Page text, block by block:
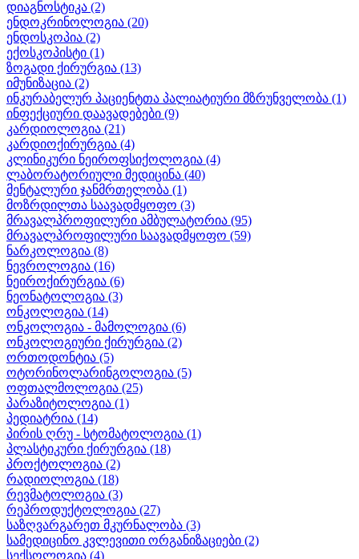
დიაგნოსტიკა (2)
ენდოკრინოლოგია (20)
ენდოსკოპია (2)
ექოსკოპისტი (1)
ზოგადი ქირურგია (13)
იმუნიზაცია (2)
ინკურაბელურ პაციენტთა პალიატიური მზრუნველობა (1)
ინფექციური დაავადებები (9)
კარდიოლოგია (21)
კარდიოქირურგია (4)
კლინიკური ნეიროფსიქოლოგია (4)
ლაბორატორიული მედიცინა (40)
მენტალური ჯანმრთელობა (1)
მოზრდილთა საავადმყოფო (3)
მრავალპროფილური ამბულატორია (95)
მრავალპროფილური საავადმყოფო (59)
ნარკოლოგია (8)
ნევროლოგია (16)
ნეიროქირურგია (6)
ნეონატოლოგია (3)
ონკოლოგია (14)
ონკოლოგია - მამოლოგია (6)
ონკოლოგიური ქირურგია (2)
ორთოდონტია (5)
ოტორინოლარინგოლოგია (5)
ოფთალმოლოგია (25)
პარაზიტოლოგია (1)
პედიატრია (14)
პირის ღრუ - სტომატოლოგია (1)
პლასტიკური ქირურგია (18)
პროქტოლოგია (2)
რადიოლოგია (18)
რევმატოლოგია (3)
რეპროდუქტოლოგია (27)
საზღვარგარეთ მკურნალობა (3)
სამედიცინო კვლევითი ორგანიზაციები (2)
სექსოლოგია (4)